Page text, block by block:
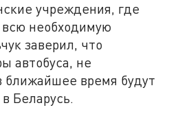
учреждения, где
необходимую
заверил, что
автобуса, не
ближайшее время будут
Беларусь.